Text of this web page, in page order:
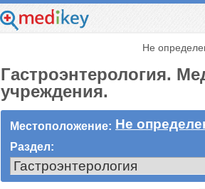
Не
Гастроэнтерология.
учреждения.
Местоположение: Не
Раздел: